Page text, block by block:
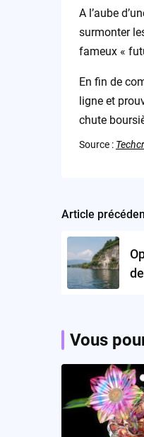
A l’aube
surmonter
fameux «
En fin de
ligne et
chute
Source :
Post
navigation
Article
Vous